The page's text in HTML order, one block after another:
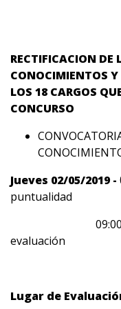
RECTIFICACION DE
CONOCIMIENTOS Y
LOS 18 CARGOS
CONCURSO
Jueves 02/05/2019 -
puntualidad
09:00 hs. a
evaluación
Lugar de